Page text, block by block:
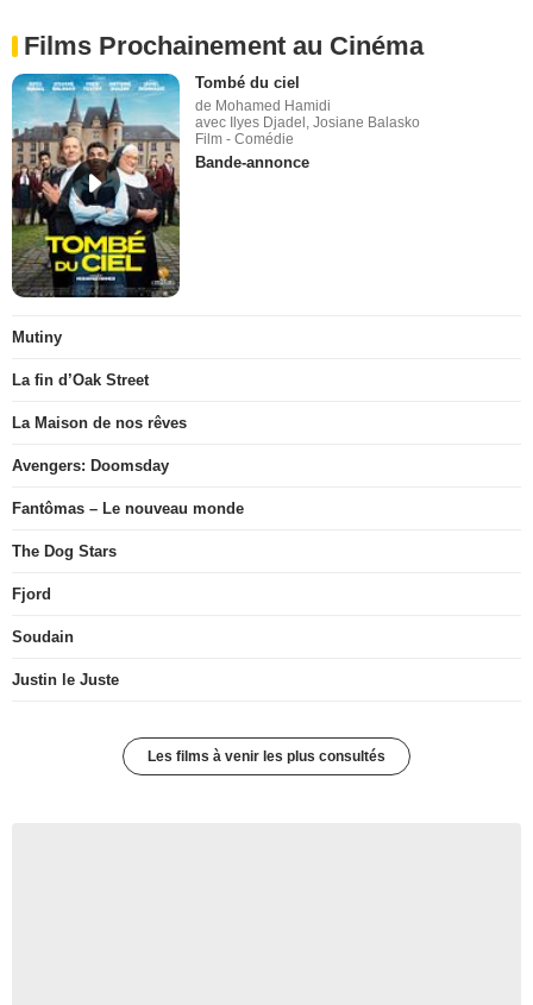
Films Prochainement au Cinéma
Tombé du ciel
de Mohamed Hamidi
avec Ilyes Djadel, Josiane Balasko
Film - Comédie
Bande-annonce
Mutiny
La fin d’Oak Street
La Maison de nos rêves
Avengers: Doomsday
Fantômas – Le nouveau monde
The Dog Stars
Fjord
Soudain
Justin le Juste
Les films à venir les plus consultés